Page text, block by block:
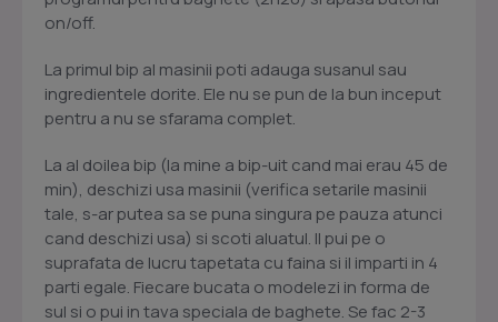
on/off.
La primul bip al masinii poti adauga susanul sau
ingredientele dorite. Ele nu se pun de la bun inceput
pentru a nu se sfarama complet.
La al doilea bip (la mine a bip-uit cand mai erau 45 de
min), deschizi usa masinii (verifica setarile masinii
tale, s-ar putea sa se puna singura pe pauza atunci
cand deschizi usa) si scoti aluatul. Il pui pe o
suprafata de lucru tapetata cu faina si il imparti in 4
parti egale. Fiecare bucata o modelezi in forma de
sul si o pui in tava speciala de baghete. Se fac 2-3